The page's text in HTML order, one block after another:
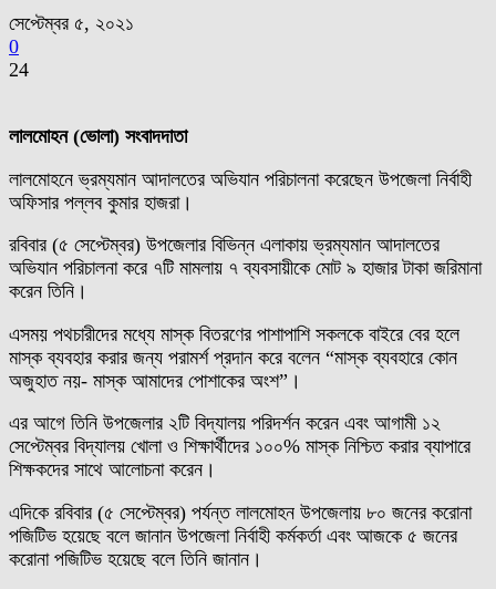
সেপ্টেম্বর ৫, ২০২১
0
24
লালমোহন (ভোলা) সংবাদদাতা
লালমোহনে ভ্রম্যমান আদালতের অভিযান পরিচালনা করেছেন উপজেলা নির্বাহী
অফিসার পল্লব কুমার হাজরা।
রবিবার (৫ সেপ্টেম্বর) উপজেলার বিভিন্ন এলাকায় ভ্রম্যমান আদালতের
অভিযান পরিচালনা করে ৭টি মামলায় ৭ ব্যবসায়ীকে মোট ৯ হাজার টাকা জরিমানা
করেন তিনি।
এসময় পথচারীদের মধ্যে মাস্ক বিতরণের পাশাপাশি সকলকে বাইরে বের হলে
মাস্ক ব্যবহার করার জন্য পরামর্শ প্রদান করে বলেন “মাস্ক ব্যবহারে কোন
অজুহাত নয়- মাস্ক আমাদের পোশাকের অংশ”।
এর আগে তিনি উপজেলার ২টি বিদ্যালয় পরিদর্শন করেন এবং আগামী ১২
সেপ্টেম্বর বিদ্যালয় খোলা ও শিক্ষার্থীদের ১০০% মাস্ক নিশ্চিত করার ব্যাপারে
শিক্ষকদের সাথে আলোচনা করেন।
এদিকে রবিবার (৫ সেপ্টেম্বর) পর্যন্ত লালমোহন উপজেলায় ৮০ জনের করোনা
পজিটিভ হয়েছে বলে জানান উপজেলা নির্বাহী কর্মকর্তা এবং আজকে ৫ জনের
করোনা পজিটিভ হয়েছে বলে তিনি জানান।